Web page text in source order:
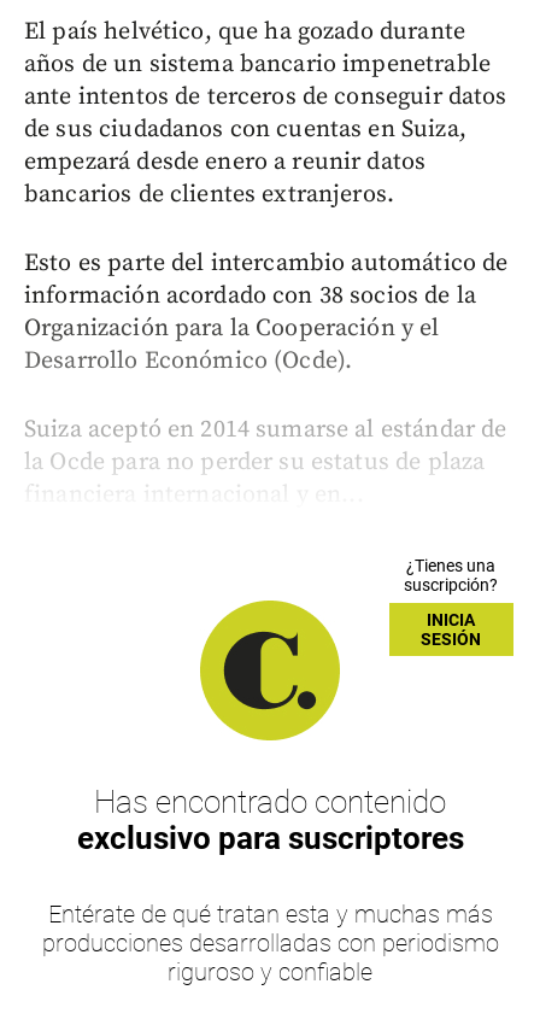
El país helvético, que ha gozado durante
años de un sistema bancario impenetrable
ante intentos de terceros de conseguir datos
de sus ciudadanos con cuentas en Suiza,
empezará desde enero a reunir datos
bancarios de clientes extranjeros.
Esto es parte del intercambio automático de
información acordado con 38 socios de la
Organización para la Cooperación y el
Desarrollo Económico (Ocde).
Suiza aceptó en 2014 sumarse al estándar de
la Ocde para no perder su estatus de plaza
financiera internacional y en...
¿Tienes una
suscripción?
INICIA
SESIÓN
Has encontrado contenido
exclusivo para suscriptores
Entérate de qué tratan esta y muchas más
producciones desarrolladas con periodismo
riguroso y confiable